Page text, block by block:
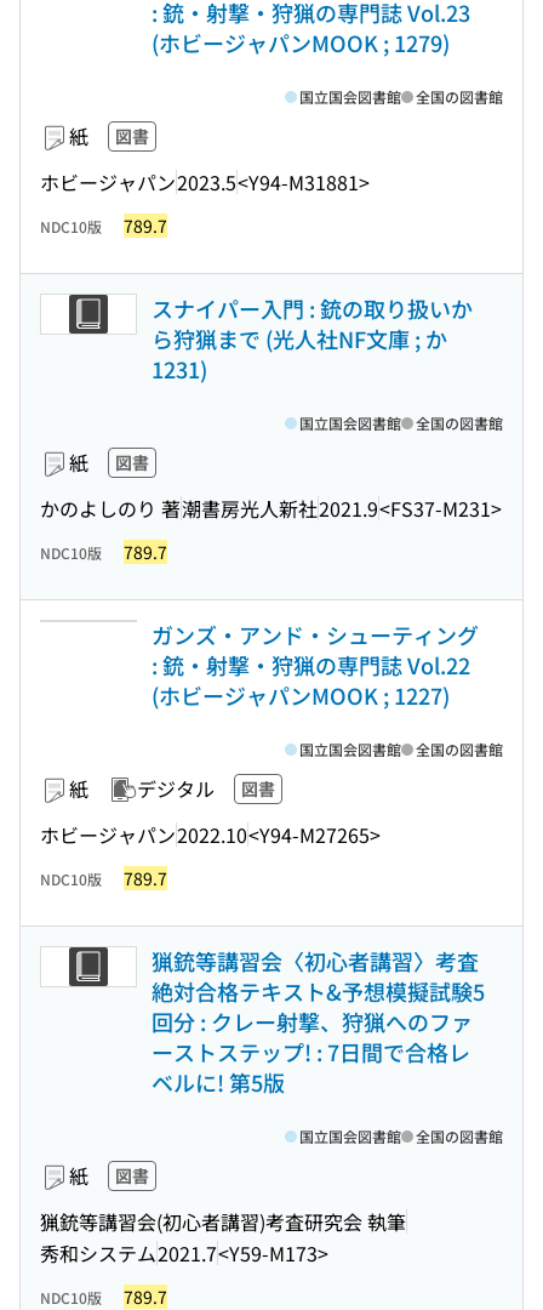
: 銃・射撃・狩猟の専門誌 Vol.23
(ホビージャパンMOOK ; 1279)
紙 図書
ホビージャパン2023.5<Y94-M31881>
国立国会図書館 全国の図書館
NDC10版 789.7
スナイパー入門 : 銃の取り扱いか
ら狩猟まで (光人社NF文庫 ; か
1231)
紙 図書
かのよしのり 著潮書房光人新社2021.9<FS37-M231>
国立国会図書館 全国の図書館
NDC10版 789.7
ガンズ・アンド・シューティング
: 銃・射撃・狩猟の専門誌 Vol.22
(ホビージャパンMOOK ; 1227)
紙 デジタル 図書
ホビージャパン2022.10<Y94-M27265>
国立国会図書館 全国の図書館
NDC10版 789.7
猟銃等講習会〈初心者講習〉考査
絶対合格テキスト&予想模擬試験5
回分 : クレー射撃、狩猟へのファ
ーストステップ! : 7日間で合格レ
ベルに! 第5版
紙 図書
猟銃等講習会(初心者講習)考査研究会 執筆
秀和システム2021.7<Y59-M173>
国立国会図書館 全国の図書館
NDC10版 789.7